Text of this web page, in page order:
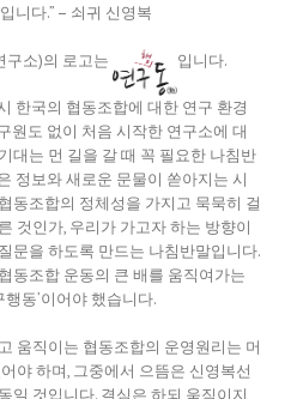
니다.” – 쇠귀 신영복
구소)의 로고는 입니다.
한국의 협동조합에 대한 연구 환경
원도 없이 처음 시작한 연구소에 대
대는 먼 길을 갈 때 꼭 필요한 나침반
정보와 새로운 문물이 쏟아지는 시
동조합의 정체성을 가지고 묵묵히 걸
것인가, 우리가 가고자 하는 방향이
문을 하도록 만드는 나침반말입니다.
동조합 운동의 큰 배를 움직여가는
행동’이어야 했습니다.
움직이는 협동조합의 운영원리는 머
야 하며, 그중에서 으뜸은 신영복선
일 것입니다. 결심은 하되 움직이지